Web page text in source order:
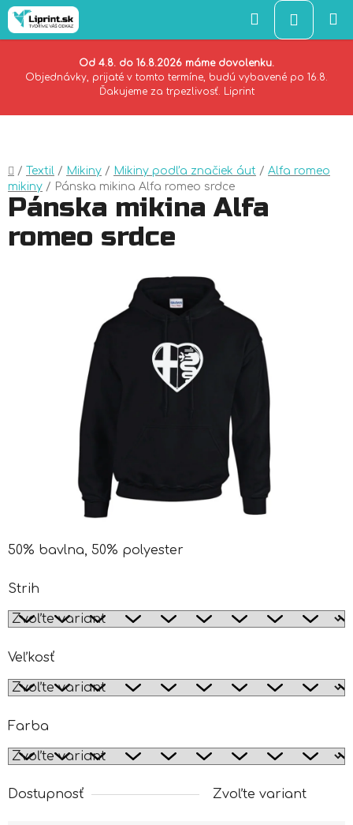
Od 4.8. do 16.8.2026 máme dovolenku.
Objednávky, prijaté v tomto termíne, budú vybavené po 16.8.
Ďakujeme za trpezlivosť. Liprint
Hľadať
KOŠÍK
Domov
/ Textil / Mikiny / Mikiny podľa značiek áut / Alfa romeo
mikiny / Pánska mikina Alfa romeo srdce
50% bavlna, 50% polyester
Strih
Veľkosť
Farba
Dostupnosť Zvoľte variant
Pánska mikina Alfa
romeo srdce